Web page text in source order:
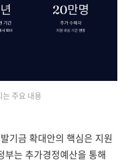
주요 내용
기금 확대안의 핵심은 지원
는 추가경정예산을 통해